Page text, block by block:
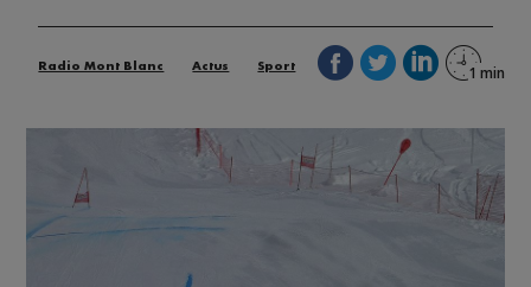
Radio Mont Blanc Actus Sport